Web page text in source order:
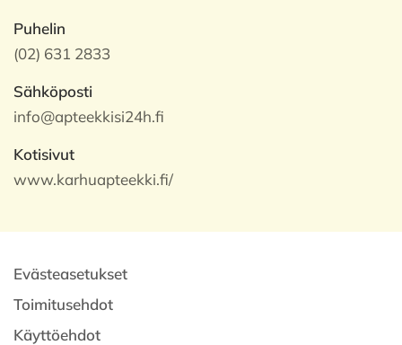
Puhelin
(02) 631 2833
Sähköposti
info@apteekkisi24h.fi
Kotisivut
www.karhuapteekki.fi/
Evästeasetukset
Toimitusehdot
Käyttöehdot